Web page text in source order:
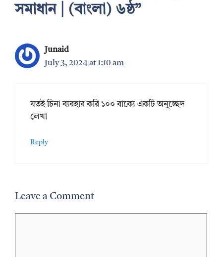
সমাধান | (বাংলা) ৬ষ্ঠ”
Junaid
July 3, 2024 at 1:10 am
যতই চিনা ব্যবহার করি ১০০ বাক্যে একটি অনুচ্ছেদ
লেখা
Reply
Leave a Comment